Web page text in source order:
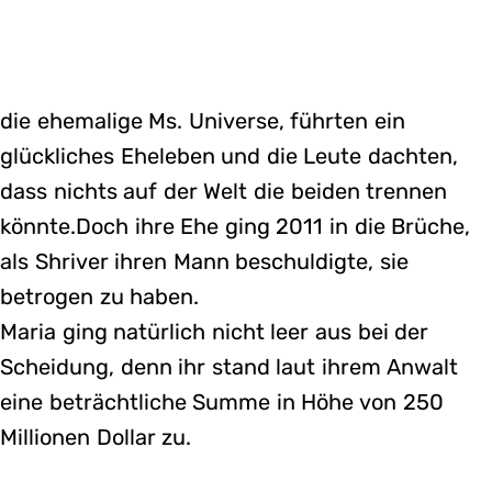
die ehemalige Ms. Universe, führten ein
glückliches Eheleben und die Leute dachten,
dass nichts auf der Welt die beiden trennen
könnte.Doch ihre Ehe ging 2011 in die Brüche,
als Shriver ihren Mann beschuldigte, sie
betrogen zu haben.
Maria ging natürlich nicht leer aus bei der
Scheidung, denn ihr stand laut ihrem Anwalt
eine beträchtliche Summe in Höhe von 250
Millionen Dollar zu.